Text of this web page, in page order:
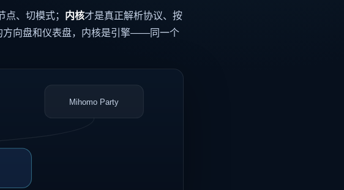
点、切模式； 内核才是真正解析协议、按
方向盘和仪表盘，内核是引擎——同一个
Mihomo Party